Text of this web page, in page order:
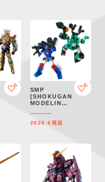
SMP
[SHOKUGAN
MODELING
ングル ザブン
ミアムバンダ
イ限定】
2026.6 発送